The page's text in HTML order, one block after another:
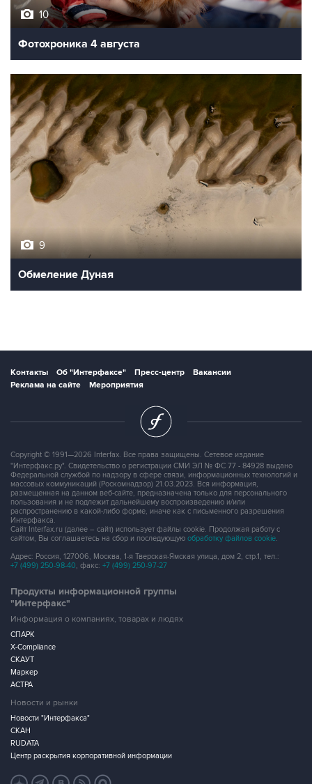
10
Фотохроника 4 августа
9
Обмеление Дуная
Контакты Об "Интерфаксе" Пресс-центр
Вакансии
Реклама на сайте
Мероприятия
Copyright © 1991—2026 Interfax. Все права защищены. Сетевое издание
"Интерфакс.ру". Свидетельство о регистрации СМИ ЭЛ № ФС 77 - 84928 выдано
Федеральной службой по надзору в сфере связи, информационных технологий и
массовых коммуникаций (Роскомнадзор) 21.03.2023. Вся информация,
размещенная на данном веб-сайте, предназначена только для персонального
пользования и не подлежит дальнейшему воспроизведению и/или
распространению в какой-либо форме, иначе как с письменного разрешения
Интерфакса.
Сайт Interfax.ru (далее – сайт) использует файлы cookie. Продолжая работу с
сайтом, Вы соглашаетесь на сбор и последующую обработку файлов cookie.
Адрес: Россия, 127006, Москва, 1-я Тверская-Ямская улица, дом 2, стр.1, тел.:
+7 (499) 250-98-40, факс: +7 (499) 250-97-27
Продукты информационной группы
"Интерфакс"
Информация о компаниях, товарах и людях
СПАРК
X-Compliance
СКАУТ
Маркер
АСТРА
Новости и рынки
Новости "Интерфакса"
СКАН
RUDATA
Центр раскрытия корпоративной информации